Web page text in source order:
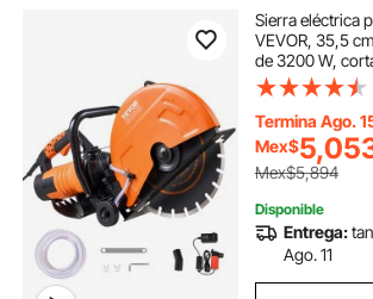
Sierra eléctrica
VEVOR, 35,5
de 3200 W,
profundidad de
hasta 12,7 cm
de disco
agua, bomba y
ladrillo.
Termina Ago.
Mex$
Mex$5,894
Disponible
Entrega:
Ago. 11